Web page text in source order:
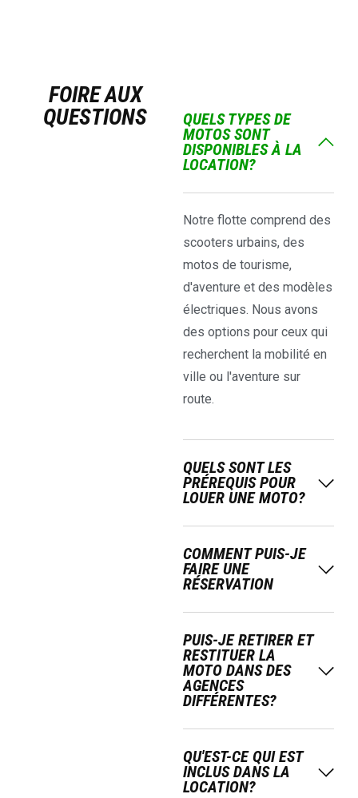
FOIRE AUX
QUESTIONS
QUELS TYPES DE
MOTOS SONT
DISPONIBLES À LA
LOCATION?
Notre flotte comprend des
scooters urbains, des
motos de tourisme,
d'aventure et des modèles
électriques. Nous avons
des options pour ceux qui
recherchent la mobilité en
ville ou l'aventure sur
route.
QUELS SONT LES
PRÉREQUIS POUR
LOUER UNE MOTO?
COMMENT PUIS-JE
FAIRE UNE
RÉSERVATION
PUIS-JE RETIRER ET
RESTITUER LA
MOTO DANS DES
AGENCES
DIFFÉRENTES?
QU'EST-CE QUI EST
INCLUS DANS LA
LOCATION?